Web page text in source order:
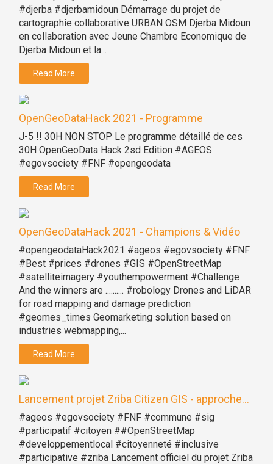
#djerba #djerbamidoun Démarrage du projet de
cartographie collaborative URBAN OSM Djerba Midoun
en collaboration avec Jeune Chambre Economique de
Djerba Midoun et la...
Read More
OpenGeoDataHack 2021 - Programme
J-5 !! 30H NON STOP Le programme détaillé de ces
30H OpenGeoData Hack 2sd Edition #AGEOS
#egovsociety #FNF #opengeodata
Read More
OpenGeoDataHack 2021 - Champions & Vidéo
#opengeodataHack2021 #ageos #egovsociety #FNF
#Best #prices #drones #GIS #OpenStreetMap
#satelliteimagery #youthempowerment #Challenge
And the winners are .......... #robology Drones and LiDAR
for road mapping and damage prediction
#geomes_times Geomarketing solution based on
industries webmapping,...
Read More
Lancement projet Zriba Citizen GIS - approche...
#ageos #egovsociety #FNF #commune #sig
#participatif #citoyen ##OpenStreetMap
#developpementlocal #citoyenneté #inclusive
#participative #zriba Lancement officiel du projet Zriba